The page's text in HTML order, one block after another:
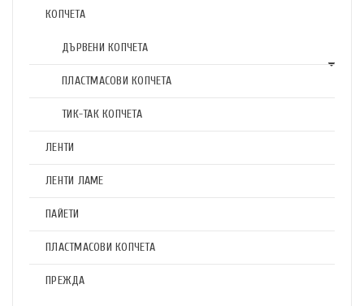
КОПЧЕТА
ДЪРВЕНИ КОПЧЕТА
ПЛАСТМАСОВИ КОПЧЕТА
ТИК-ТАК КОПЧЕТА
ЛЕНТИ
ЛЕНТИ ЛАМЕ
ПАЙЕТИ
ПЛАСТМАСОВИ КОПЧЕТА
ПРЕЖДА